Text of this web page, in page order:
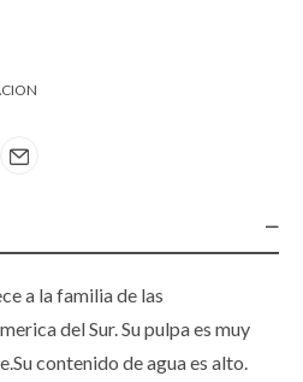
a la familia de las
del Sur. Su pulpa es muy
contenido de agua es alto.